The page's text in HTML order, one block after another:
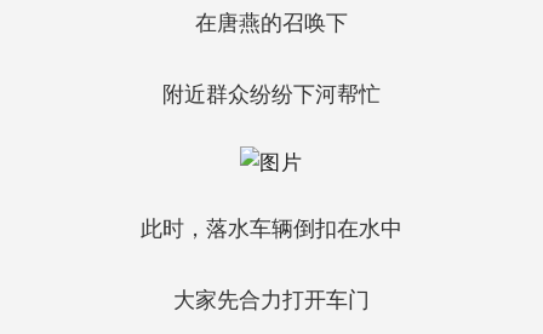
在唐燕的召唤下
附近群众纷纷下河帮忙
此时，落水车辆倒扣在水中
大家先合力打开车门